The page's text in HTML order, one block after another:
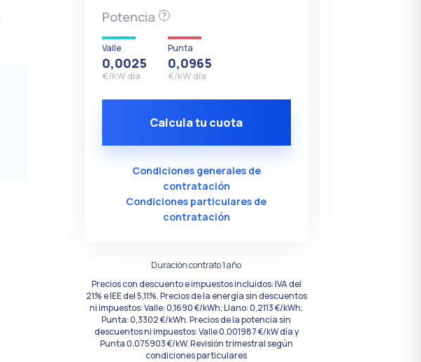
Potencia ?
Valle
0,0025
€/kW día
Punta
0,0965
€/kW día
Calcula tu cuota
Condiciones generales de
contratación
Condiciones particulares de
contratación
Duración contrato 1 año
Precios con descuento e impuestos incluidos: IVA del
21% e IEE del 5,11%. Precios de la energía sin descuentos
ni impuestos: Valle: 0,1690 €/kWh; Llano: 0,2113 €/kWh;
Punta: 0,3302 €/kWh. Precios de la potencia sin
descuentos ni impuestos: Valle 0.001987 €/kW día y
Punta 0.075903 €/kW. Revisión trimestral según
condiciones particulares